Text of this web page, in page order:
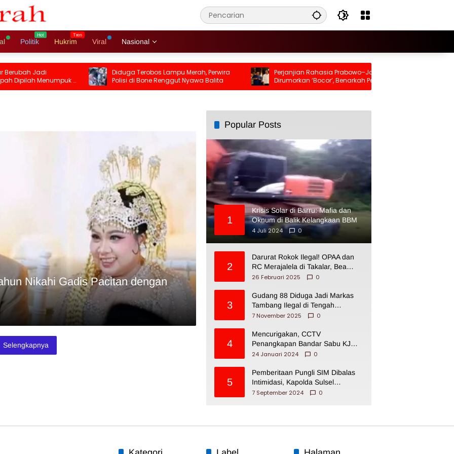
Politik Hukrim Viral Nasional
Jadi
Menumpuk 5
Diduga Terobos Lampu Merah, Perwira
Polisi di Bone Renggut Nyawa Balita
Perjanjian Rahasia Prabowo–Jokowi
Dirumorkan ‘Bocor’, Benarkah Pernah
Ada?
Nikahi Gadis Pacitan dengan
Selengkapnya
Popular Posts
1
Krisis Solar di Barru: Mafia dan
Oknum di Balik Kelangkaan BBM
4 Juli 2024
0
2
Darurat Rokok Ilegal! OPAA dan
RC Merajalela di Takalar, Bea
Cukai Impoten
26 Februari 2025 0
3
Gudang 88 Diduga Jadi Markas
Tambang Ilegal di Tengah
Permukiman Warga Makassar
7 November 2025 0
4
Mencurigakan, CCTV
Penangkapan Bandar Sabu KJ
Disita Oknum BNNP Sulsel
24 Januari 2024 0
5
Pemberitaan Pungli SIM Dibalas
Intimidasi, Kapolda Sulsel
Dikecam PJI Sulsel
7 September 2024 0